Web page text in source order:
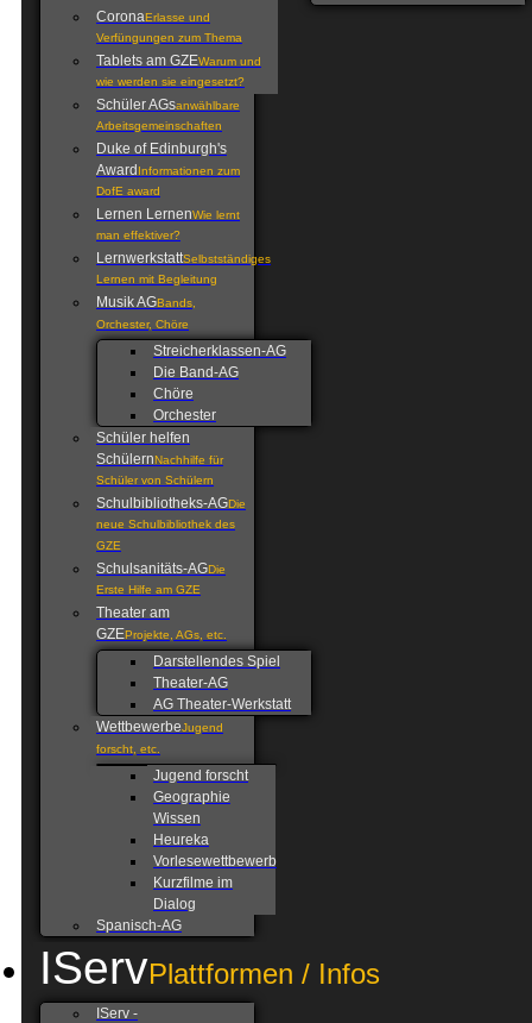
CoronaErlasse und
Verfüngungen zum Thema
Tablets am GZEWarum und
wie werden sie eingesetzt?
Schüler AGsanwählbare
Arbeitsgemeinschaften
Duke of Edinburgh's
Award Informationen zum
DofE award
Lernen LernenWie lernt
man effektiver?
LernwerkstattSelbstständiges
Lernen mit Begleitung
Musik AGBands,
Orchester, Chöre
Streicherklassen-AG
Die Band-AG
Chöre
Orchester
Schüler helfen
SchülernNachhilfe für
Schüler von Schülern
Schulbibliotheks-AGDie
neue Schulbibliothek des
GZE
Schulsanitäts-AGDie
Erste Hilfe am GZE
Theater am
GZEProjekte, AGs, etc.
Darstellendes Spiel
Theater-AG
AG Theater-Werkstatt
WettbewerbeJugend
forscht, etc.
Jugend forscht
Geographie
Wissen
Heureka
Vorlesewettbewerb
Kurzfilme im
Dialog
Spanisch-AG
IServPlattformen / Infos
IServ -